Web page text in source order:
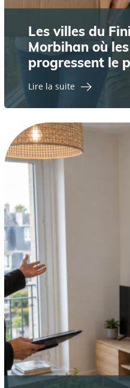
Les villes du
Morbihan où
progressent le
Lire la suite